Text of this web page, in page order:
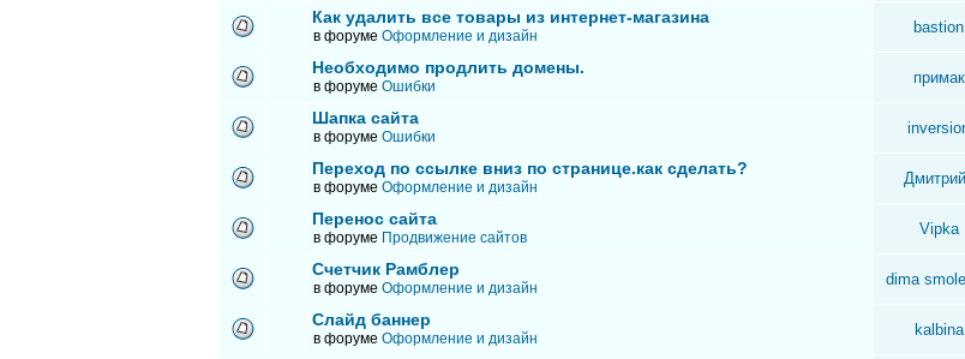
Как удалить все товары из интернет-магазина
в форуме Оформление и дизайн bastion
Необходимо продлить домены.
в форуме Ошибки примак
Шапка сайта
в форуме Ошибки
Переход по ссылке вниз по странице.как сделать?
в форуме Оформление и дизайн
Перенос сайта
в форуме Продвижение сайтов Vipka
Счетчик Рамблер
в форуме Оформление и дизайн dima
Слайд баннер
в форуме Оформление и дизайн kalbina